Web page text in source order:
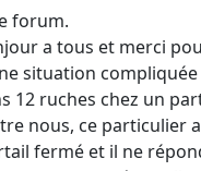
forum.
a tous et merci
situation
12 ruches chez un
nous, ce particulier
fermé et il ne